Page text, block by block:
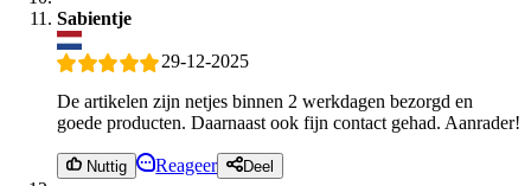
Sabientje
29-12-2025
De artikelen zijn netjes binnen 2 werkdagen bezorgd en
goede producten. Daarnaast ook fijn contact gehad. Aanrader!
Nuttig Reageer Deel